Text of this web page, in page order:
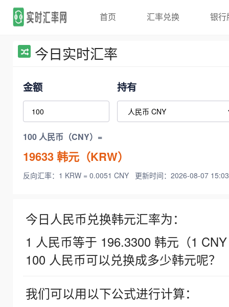
首页 汇率兑换 银行
今日实时汇率
金额 持有
100 人民币（CNY）=
19633韩元（KRW）
反向汇率：1 KRW = 0.0051 CNY 更新时间：2026-08-07
今日人民币兑换韩元汇率为：
1 人民币等于 196.3300 韩元（1
100 人民币可以兑换成多少韩元呢？
我们可以用以下公式进行计算：